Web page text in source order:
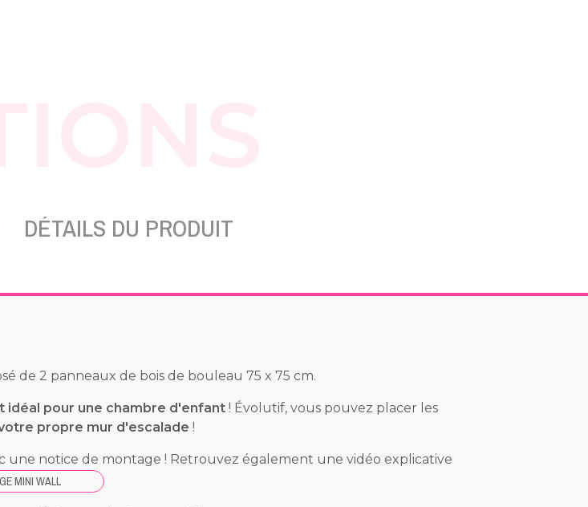
DÉTAILS DU PRODUIT
de 2 panneaux de bois de bouleau 75 x 75 cm.
idéal pour une chambre d'enfant ! Évolutif, vous pouvez placer les
propre mur d'escalade !
une notice de montage ! Retrouvez également une vidéo explicative
MINI WALL